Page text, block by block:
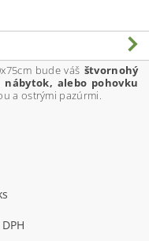
bude váš štvornohý
alebo pohovku
a ostrými pazúrmi.
DPH